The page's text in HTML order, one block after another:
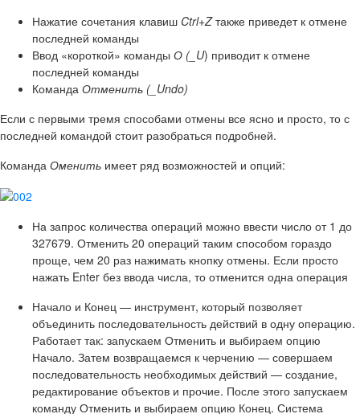
Нажатие сочетания клавиш Ctrl+Zтакже приведет к отмене
последней команды
Ввод «короткой» команды О (_U) приводит к отмене
последней команды
Команда Отменить (_Undo)
Если с первыми тремя способами отмены все ясно и просто, то с
последней командой стоит разобраться подробней.
Команда Оменить имеет ряд возможностей и опций:
На запрос количества операций можно ввести число от 1 до
327679. Отменить 20 операций таким способом гораздо
проще, чем 20 раз нажимать кнопку отмены. Если просто
нажать Enter без ввода числа, то отменится одна операция
Начало и Конец — инструмент, который позволяет
объединить последовательность действий в одну операцию.
Работает так: запускаем Отменить и выбираем опцию
Начало. Затем возвращаемся к черчению — совершаем
последовательность необходимых действий — создание,
редактирование объектов и прочие. После этого запускаем
команду Отменить и выбираем опцию Конец. Система